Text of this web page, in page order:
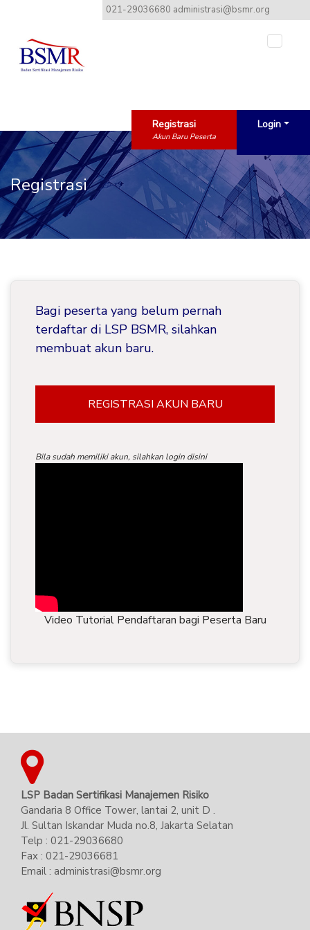
021-29036680 administrasi@bsmr.org
Login
Registrasi
Akun Baru Peserta
Registrasi
Bagi peserta yang belum pernah
terdaftar di LSP BSMR, silahkan
membuat akun baru.
REGISTRASI AKUN BARU
Bila sudah memiliki akun, silahkan login disini
Video Tutorial Pendaftaran bagi Peserta Baru
LSP Badan Sertifikasi Manajemen Risiko
Gandaria 8 Office Tower, lantai 2, unit D .
Jl. Sultan Iskandar Muda no.8, Jakarta Selatan
Telp : 021-29036680
Fax : 021-29036681
Email : administrasi@bsmr.org